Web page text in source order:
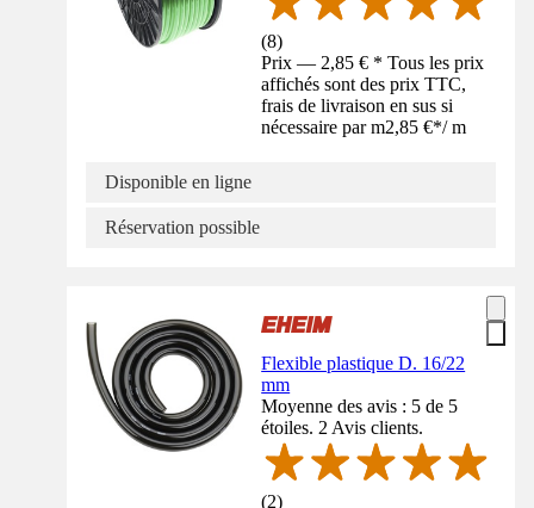
(8)
Prix — 2,85 € * Tous les prix
affichés sont des prix TTC,
frais de livraison en sus si
nécessaire par m2,85 €*/ m
Disponible en ligne
Réservation possible
Flexible plastique D. 16/22
mm
Moyenne des avis : 5 de 5
étoiles. 2 Avis clients.
(2)